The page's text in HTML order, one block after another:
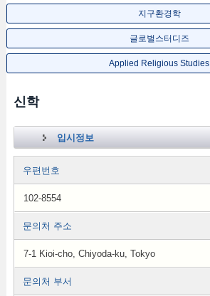
지구환경학
글로벌스터디즈
Applied Religious Studies
신학
입시정보
우편번호
102-8554
문의처 주소
7-1 Kioi-cho, Chiyoda-ku, Tokyo
문의처 부서